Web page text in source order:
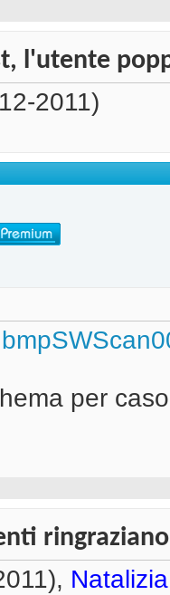
l'utente
2011)
per
Natalizia